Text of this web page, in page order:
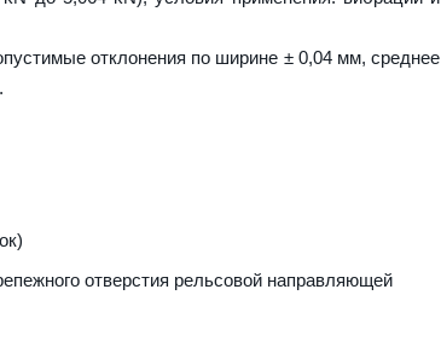
отклонения по ширине ± 0,04 мм, среднее
отверстия рельсовой направляющей